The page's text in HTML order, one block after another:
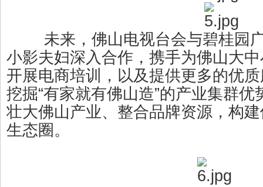
未来，佛山电视台会与碧桂园广
小影夫妇深入合作，携手为佛山大
开展电商培训，以及提供更多的优
挖掘“有家就有佛山造”的产业集群
壮大佛山产业、整合品牌资源，构
生态圈。